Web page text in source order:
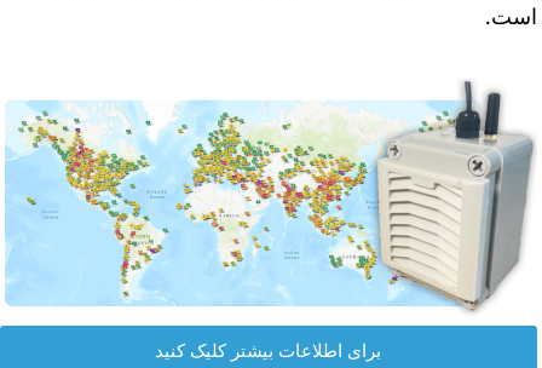
است.
برای اطلاعات بیشتر کلیک کنید